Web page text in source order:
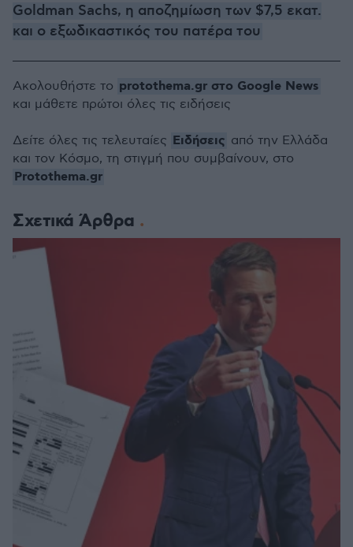
Goldman Sachs, η αποζημίωση των $7,5 εκατ.
και ο εξωδικαστικός του πατέρα του
Σχετικά Άρθρα
Ακολουθήστε το protothema.gr στο Google News
και μάθετε πρώτοι όλες τις ειδήσεις
Δείτε όλες τις τελευταίες Ειδήσεις από την Ελλάδα
και τον Κόσμο, τη στιγμή που συμβαίνουν, στο
Protothema.gr